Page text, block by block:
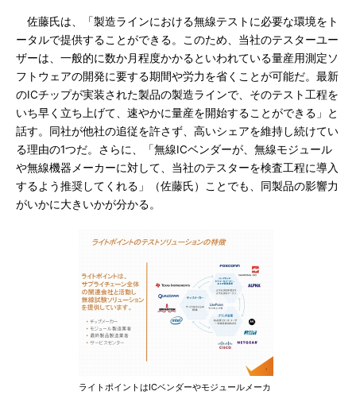
佐藤氏は、「製造ラインにおける無線テストに必要な環境をト
ータルで提供することができる。このため、当社のテスターユー
ザーは、一般的に数か月程度かかるといわれている量産用測定ソ
フトウェアの開発に要する期間や労力を省くことが可能だ。最新
のICチップが実装された製品の製造ラインで、そのテスト工程を
いち早く立ち上げて、速やかに量産を開始することができる」と
話す。同社が他社の追従を許さず、高いシェアを維持し続けてい
る理由の1つだ。さらに、「無線ICベンダーが、無線モジュール
や無線機器メーカーに対して、当社のテスターを検査工程に導入
するよう推奨してくれる」（佐藤氏）ことでも、同製品の影響力
がいかに大きいかが分かる。
ライトポイントはICベンダーやモジュールメーカ